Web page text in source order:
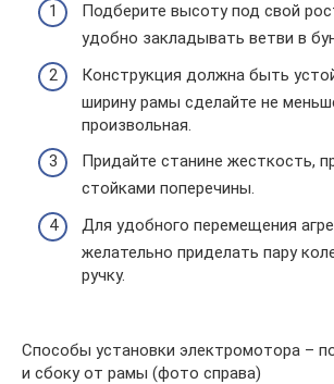
Подберите высоту под свой
удобно закладывать ветви в
Конструкция должна быть
ширину рамы сделайте не
произвольная.
Придайте станине жесткость,
стойками поперечины.
Для удобного перемещения
желательно приделать пару
ручку.
Способы установки электромотора –
и сбоку от рамы (фото справа)